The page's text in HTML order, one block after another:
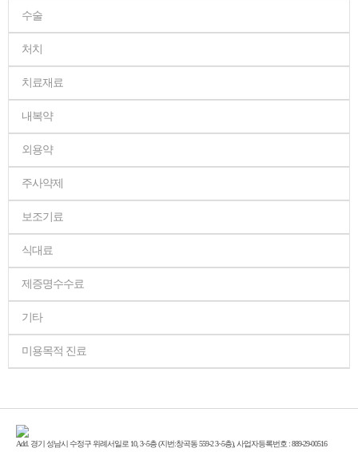
수술
처치
치료재료
내복약
외용약
주사약제
보조기료
식대료
제증명수수료
기타
미용목적 진료
Add. 경기 성남시 수정구 위례서일로 10, 3~5층 (지번:창곡동 559-2 3~5층), 사업자등록번호 : 889-29-00516